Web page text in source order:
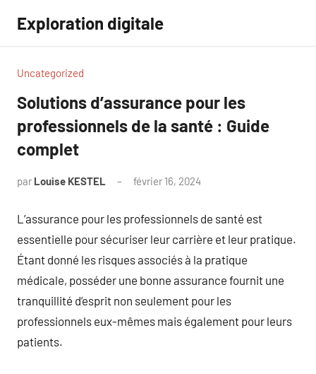
contenu
Exploration digitale
Uncategorized
Solutions d’assurance pour les
professionnels de la santé : Guide
complet
par Louise KESTEL février 16, 2024
L’assurance pour les professionnels de santé est
essentielle pour sécuriser leur carrière et leur pratique.
Étant donné les risques associés à la pratique
médicale, posséder une bonne assurance fournit une
tranquillité d’esprit non seulement pour les
professionnels eux-mêmes mais également pour leurs
patients.